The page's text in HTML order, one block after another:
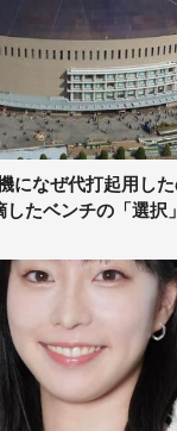
になぜ代打起用し
たベンチの「選択」